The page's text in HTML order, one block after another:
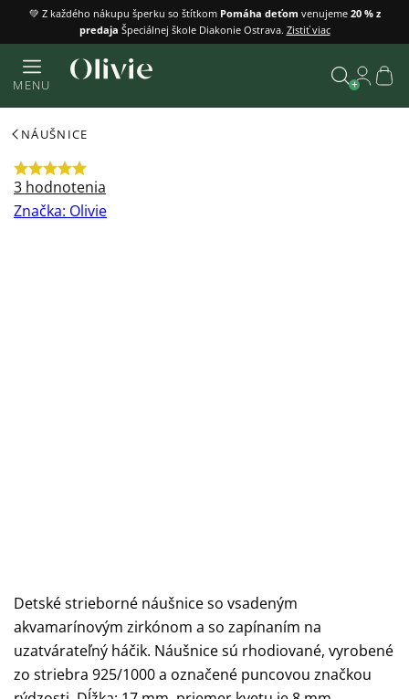
Prejsť
obsah
💚 Z každého nákupu šperku so štítkom Pomáha deťom venujeme 20 % z
predaja Špeciálnej škole Diakonie Ostrava. Zistiť viac
MENU
NÁUŠNICE
Priemerné
hodnotenie
3 hodnotenia
Značka: Olivie
Detské strieborné náušnice so vsadeným
akvamarínovým zirkónom a so zapínaním na
uzatvárateľný háčik. Náušnice sú rhodiované, vyrobené
zo striebra 925/1000 a označené puncovou značkou